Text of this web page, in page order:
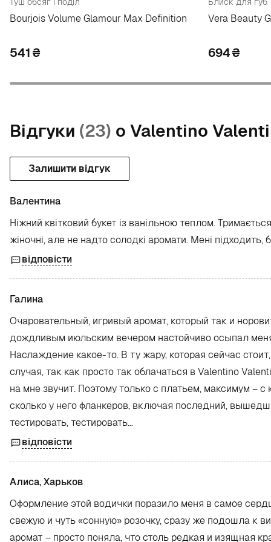
Bourjois Volume Glamour Max Definition
541₴
Vera Beauty
694₴
Відгуки (23) о Valentino
Залишити відгук
Валентина
Ніжний квітковий букет із ванільною теплом.
жіночні, але не надто солодкі аромати. Мені
відповісти
Галина
Очаровательный, игривый аромат, который так и
дождливым июльским вечером настойчиво осыпал
Наслаждение какое-то. В ту жару, которая сейчас
случая, так как просто так облачаться в Valentino
на мне звучит. Поэтому только с платьем, максимум –
сколько у него фланкеров, включая последний,
тестировать, тестировать…
відповісти
Алиса, Харьков
Оформление этой водички поразило меня в самое
свежую и чуть «сонную» розочку, сразу же подошла к
аромат – просто поняла, что столь редкая и изящная